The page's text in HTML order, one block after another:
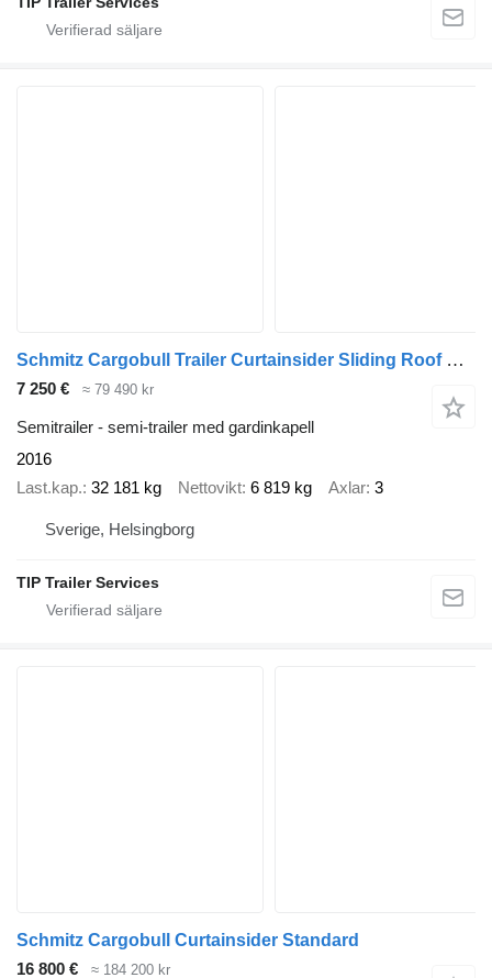
Schmitz Cargobull Trailer Curtainsider Sliding Roof Straight
7 250 € ≈ 79 490 kr
Semitrailer - semi-trailer med gardinkapell
2016
Last.kap. 32 181 kg Nettovikt 6 819 kg Axlar 3
Sverige, Helsingborg
TIP Trailer Services
Schmitz Cargobull Curtainsider Standard
16 800 €
≈ 184 200 kr